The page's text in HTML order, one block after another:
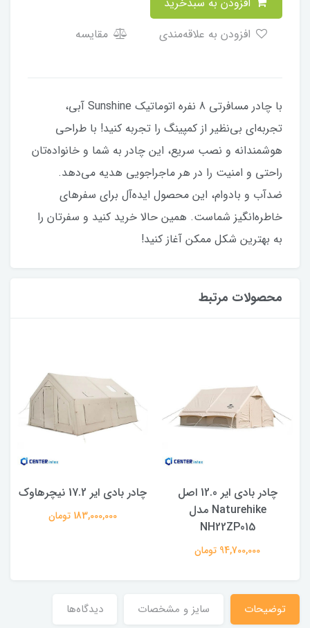
مقایسه
با چادر مسافرتی 8 نفره اتوماتیک Sunshine آبی،
تجربه‌ای بی‌نظیر از کمپینگ را تجربه کنید! با طراحی
هوشمندانه و نصب سریع، این چادر به شما و خانواده‌تان
راحتی و امنیت را در هر ماجراجویی هدیه می‌دهد.
ضدآب و بادوام، این محصول ایده‌آل برای سفرهای
خاطره‌انگیز شماست. همین حالا خرید کنید و سفرتان را
به بهترین شکل ممکن آغاز کنید!
محصولات مرتبط
چادر بادی ایر 12.0 اصل
Naturehike مدل
NH22ZP015
94,700,000 تومان
چادر بادی ایر 17.2 نیچرهاوک
183,000,000 تومان
توضیحات سایز و مشخصات دیدگاه‌ها